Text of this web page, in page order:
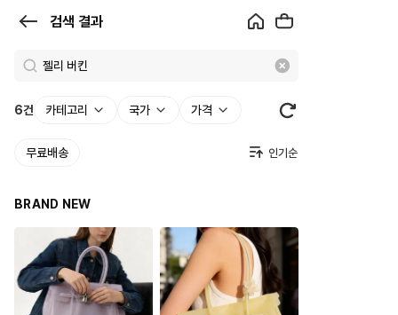
검색 결과
과
로
켓
6건 카테고리 국가 가격
무료배송
BRAND NEW